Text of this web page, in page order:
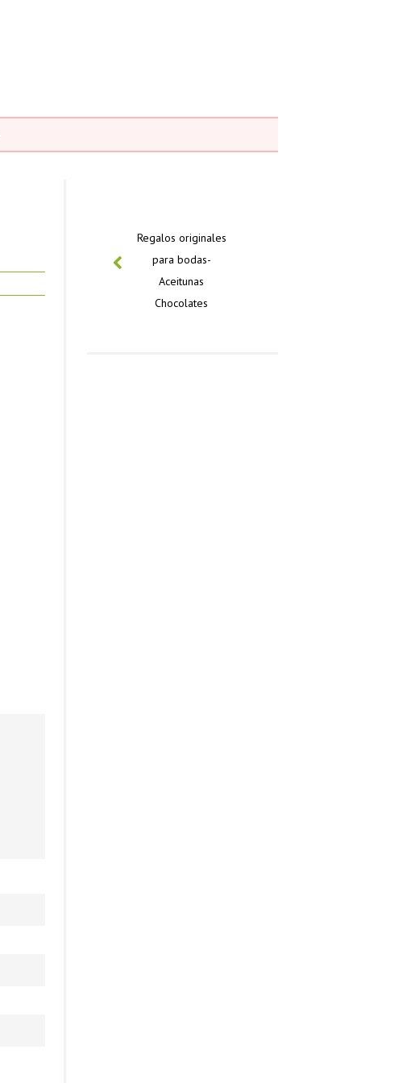
Regalos originales
para bodas-
Aceitunas
Chocolates